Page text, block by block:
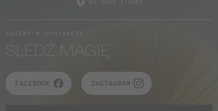
ŚLEDŹ MAGIĘ
FACEBOOK INSTAGRAM